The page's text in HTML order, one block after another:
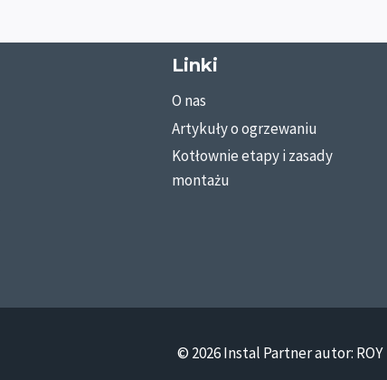
Linki
O nas
Artykuły o ogrzewaniu
Kotłownie etapy i zasady
montażu
© 2026 Instal Partner autor: ROY